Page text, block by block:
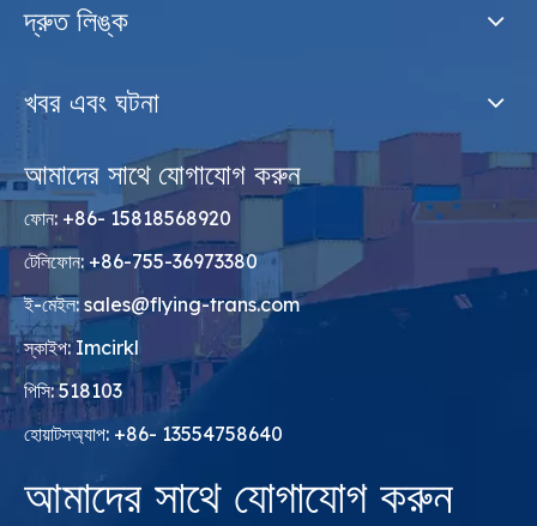
দ্রুত লিঙ্ক
খবর এবং ঘটনা
আমাদের সাথে যোগাযোগ করুন
ফোন: +86- 15818568920
টেলিফোন: +86-755-36973380
ই-মেইল: sales@flying-trans.com
স্কাইপ: Imcirkl
পিসি: 518103
হোয়াটসঅ্যাপ: +86- 13554758640
আমাদের সাথে যোগাযোগ করুন